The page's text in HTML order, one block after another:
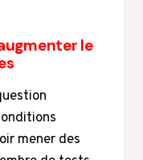
le
mener des